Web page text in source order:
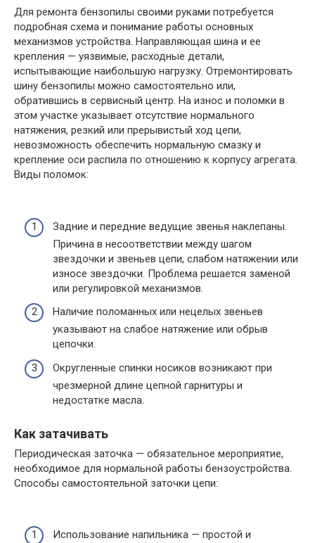
Для ремонта бензопилы своими руками потребуется
подробная схема и понимание работы основных
механизмов устройства. Направляющая шина и ее
крепления — уязвимые, расходные детали,
испытывающие наибольшую нагрузку. Отремонтировать
шину бензопилы можно самостоятельно или,
обратившись в сервисный центр. На износ и поломки в
этом участке указывает отсутствие нормального
натяжения, резкий или прерывистый ход цепи,
невозможность обеспечить нормальную смазку и
крепление оси распила по отношению к корпусу агрегата.
Виды поломок:
Задние и передние ведущие звенья наклепаны.
Причина в несоответствии между шагом
звездочки и звеньев цепи, слабом натяжении или
износе звездочки. Проблема решается заменой
или регулировкой механизмов.
Наличие поломанных или нецелых звеньев
указывают на слабое натяжение или обрыв
цепочки.
Округленные спинки носиков возникают при
чрезмерной длине цепной гарнитуры и
недостатке масла.
Как затачивать
Периодическая заточка — обязательное мероприятие,
необходимое для нормальной работы бензоустройства.
Способы самостоятельной заточки цепи:
Использование напильника — простой и